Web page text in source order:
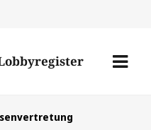
den
Menü